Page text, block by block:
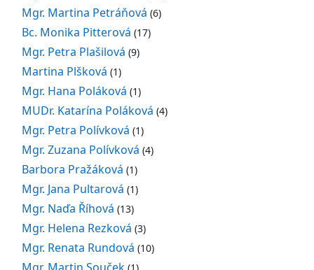
Mgr. Martina Petráňová (6)
Bc. Monika Pitterová (17)
Mgr. Petra Plašilová (9)
Martina Plšková (1)
Mgr. Hana Poláková (1)
MUDr. Katarína Poláková (4)
Mgr. Petra Polívková (1)
Mgr. Zuzana Polívková (4)
Barbora Pražáková (1)
Mgr. Jana Pultarová (1)
Mgr. Naďa Říhová (13)
Mgr. Helena Rezková (3)
Mgr. Renata Rundová (10)